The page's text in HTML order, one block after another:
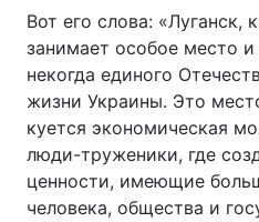
Вот его слова: «Луганск,
занимает особое место
некогда единого
жизни Украины. Это
куется экономическая
люди-труженики, где
ценности, имеющие
человека, общества и